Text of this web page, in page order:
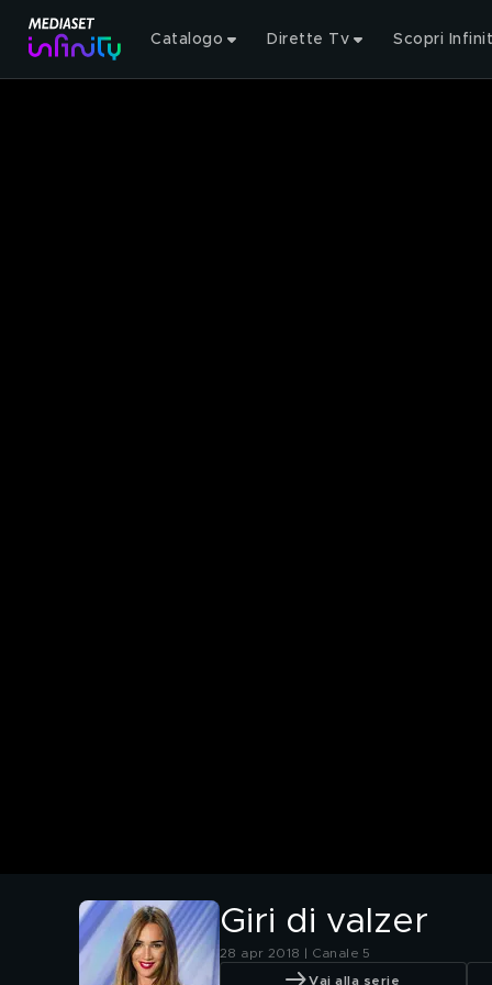
Catalogo Dirette Tv Scopri
Giri di valzer
28 apr 2018 | Canale 5
Vai alla serie